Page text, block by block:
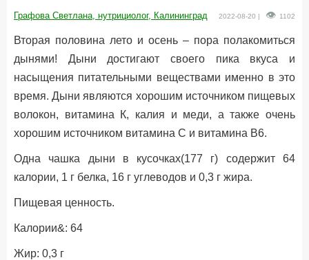
Графова Светлана, нутрициолог, Калининград 2022-08-20 | 1102
Вторая половина лето и осень – пора полакомиться
дынями! Дыни достигают своего пика вкуса и
насыщения питательными веществами именно в это
время. Дыни являются хорошим источником пищевых
волокон, витамина К, калия и меди, а также очень
хорошим источником витамина С и витамина В6.
Одна чашка дыни в кусочках(177 г) содержит 64
калории, 1 г белка, 16 г углеводов и 0,3 г жира.
Пищевая ценность.
Калории&: 64
Жир: 0,3 г